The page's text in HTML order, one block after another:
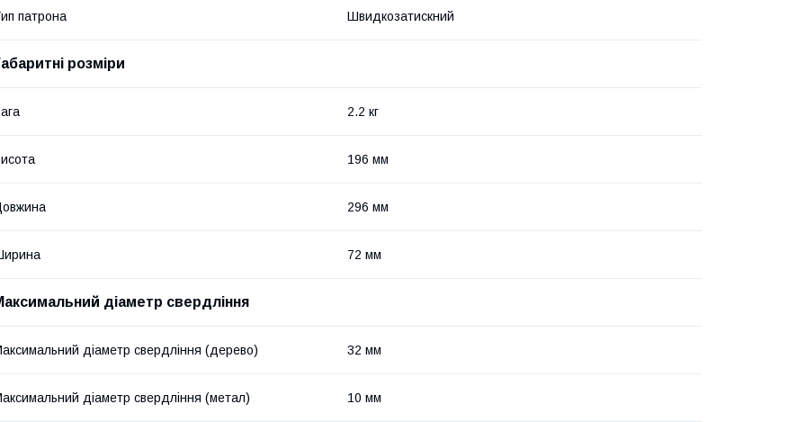
патрона Швидкозатискний
розміри
2.2 кг
196 мм
296 мм
72 мм
діаметр свердління
діаметр свердління (дерево) 32 мм
діаметр свердління (метал) 10 мм